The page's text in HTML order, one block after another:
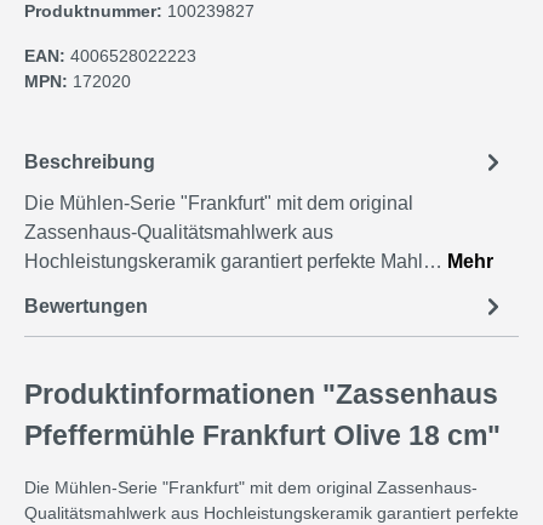
Produktnummer: 100239827
EAN: 4006528022223
MPN: 172020
Beschreibung
Die Mühlen-Serie "Frankfurt" mit dem original
Zassenhaus-Qualitätsmahlwerk aus
Hochleistungskeramik garantiert perfekte Mahl… Mehr
Bewertungen
Produktinformationen "Zassenhaus
Pfeffermühle Frankfurt Olive 18 cm"
Die Mühlen-Serie "Frankfurt" mit dem original Zassenhaus-
Qualitätsmahlwerk aus Hochleistungskeramik garantiert perfekte